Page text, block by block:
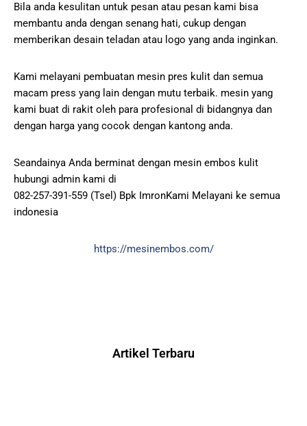
Bila anda kesulitan untuk pesan atau pesan kami bisa
membantu anda dengan senang hati, cukup dengan
memberikan desain teladan atau logo yang anda inginkan.
Kami melayani pembuatan mesin pres kulit dan semua
macam press yang lain dengan mutu terbaik. mesin yang
kami buat di rakit oleh para profesional di bidangnya dan
dengan harga yang cocok dengan kantong anda.
Seandainya Anda berminat dengan mesin embos kulit
hubungi admin kami di
082-257-391-559 (Tsel) Bpk ImronKami Melayani ke semua
indonesia
https://mesinembos.com/
Artikel Terbaru